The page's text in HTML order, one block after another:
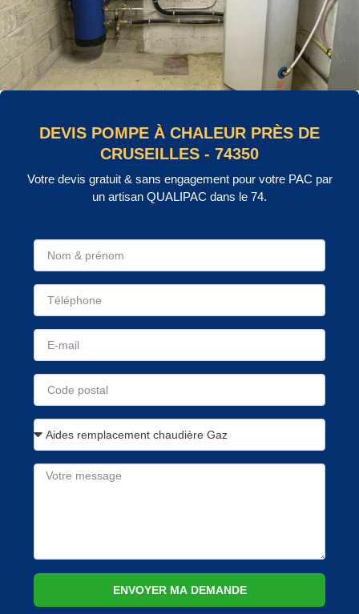
DEVIS POMPE À CHALEUR PRÈS DE
CRUSEILLES - 74350
Votre devis gratuit & sans engagement pour votre PAC par
un artisan QUALIPAC dans le 74.
ENVOYER MA DEMANDE